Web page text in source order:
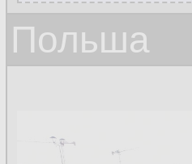
Польша